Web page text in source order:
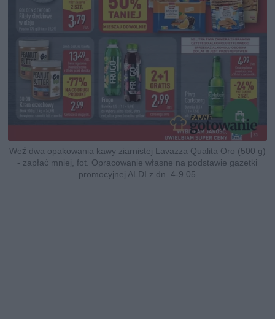
Weź dwa opakowania kawy ziarnistej Lavazza Qualita Oro (500 g)
- zapłać mniej, fot. Opracowanie własne na podstawie gazetki
promocyjnej ALDI z dn. 4-9.05